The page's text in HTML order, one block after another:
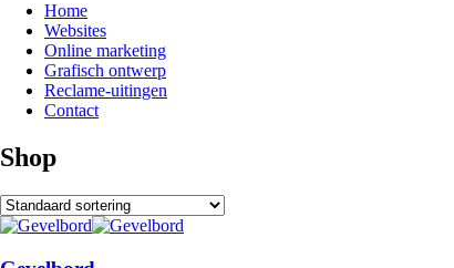
Home
Websites
Online marketing
Grafisch ontwerp
Reclame-uitingen
Contact
Shop